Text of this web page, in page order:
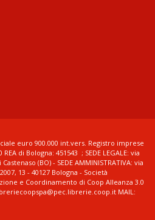
euro 900.000 int.vers. Registro imprese
di Bologna: 451543 ; SEDE LEGALE: via
(BO) - SEDE AMMINISTRATIVA: via
13 - 40127 Bologna - Società
e Coordinamento di Coop Alleanza 3.0
MAIL: